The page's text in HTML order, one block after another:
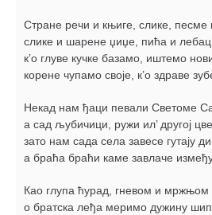
Стране речи и књиге, слике, песме
слике и шарене џиџе, пића и лебац
к’о глуве кучке базамо, иштемо
корене чупамо своје, к’о здраве
Некад нам ђаци певали Светоме
а сад љубичици, ружи ил’ другој
зато нам сада села завесе гутају
а браћа браћи каме завлаче
Као глупа ћурад, гневом и мржњом
о братска леђа меримо дужину